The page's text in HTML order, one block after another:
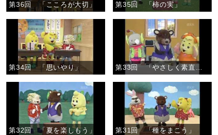
第36回 「こころが大切」 第35回 「柿の実」
第34回 「思いやり」
第32回 「夏を楽しもう」 第31回 「種をまこう」